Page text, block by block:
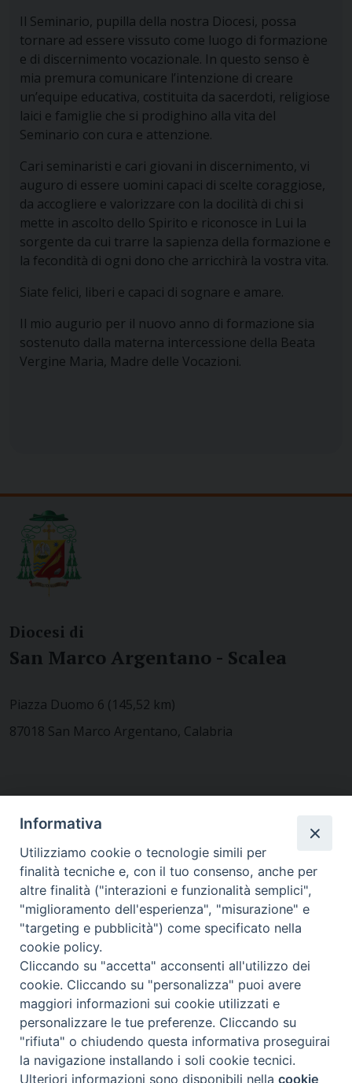
Il Seminario, pupilla della nostra Diocesi, possa
tornare ad essere vissuto come luogo di formazione
e di discernimento vocazionale. In questo senso è
mia premura comunicare l’intenzione di creare
un’equipe educativa, costituita da sacerdoti, religiose
laici e famiglie che si prodighino alla vita del
Seminario con cura e attenzione.
Cari seminaristi e cari giovani in discernimento, vi
auguro di essere uomini capaci di scelte coraggiose,
da accogliere e valorizzare con la docilità di chi si
mette in ascolto dello Spirito e riconosce in Lui la
sorgente da cui trarre la sapienza della formazione e
la fecondità di ogni dono che arricchirà la vostra vita.
Siate felici, liberi e capaci di sognare e amare.
Il mio augurio per il nuovo anno di formazione sia
sostenuto dalla materna intercessione della Beata
Vergine Maria, Madre delle Vocazioni.
Diocesi di
San Marco Argentano - Scalea
Piazza Duomo 6 (145,52 km)
87018 San Marco Argentano, Calabria
MODULISTICA
WEBMAIL
RENDICONTO 8X1000
PRIVACY E COOKIE POLICY
Preferenze Cookie
Informativa
Utilizziamo cookie o tecnologie simili per
finalità tecniche e, con il tuo consenso, anche per
altre finalità ("interazioni e funzionalità semplici",
"miglioramento dell'esperienza", "misurazione" e
"targeting e pubblicità") come specificato nella
cookie policy.
Cliccando su "accetta" acconsenti all'utilizzo dei
cookie. Cliccando su "personalizza" puoi avere
maggiori informazioni sui cookie utilizzati e
personalizzare le tue preferenze. Cliccando su
"rifiuta" o chiudendo questa informativa proseguirai
la navigazione installando i soli cookie tecnici.
Ulteriori informazioni sono disponibili nellacookie